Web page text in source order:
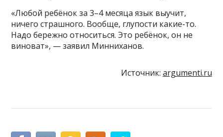
«Любой ребёнок за 3–4 месяца язык выучит,
ничего страшного. Вообще, глупости какие-то.
Надо бережно относиться. Это ребёнок, он не
виноват», — заявил Минниханов.
Источник: argumenti.ru